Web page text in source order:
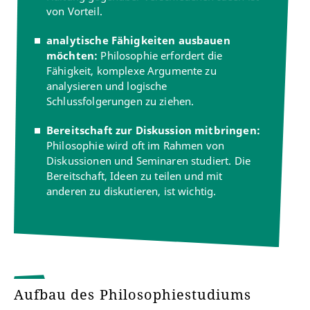
vergangener Generationen sowie die Vielfalt von
bildet damit eine wichtige Grundlage für die
versierte Auseinandersetzung mit
philosophischen Fragestellungen.
von Vorteil.
analytische Fähigkeiten ausbauen
möchten: Philosophie erfordert die
Fähigkeit, komplexe Argumente zu
analysieren und logische
Schlussfolgerungen zu ziehen.
Bereitschaft zur Diskussion mitbringen:
Philosophie wird oft im Rahmen von
Diskussionen und Seminaren studiert. Die
Bereitschaft, Ideen zu teilen und mit
anderen zu diskutieren, ist wichtig.
Aufbau des Philosophiestudiums